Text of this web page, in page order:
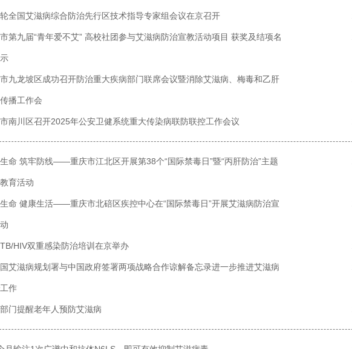
全国艾滋病综合防治先行区技术指导专家组会议在京召开
第九届“青年爱不艾” 高校社团参与艾滋病防治宣教活动项目 获奖及结项名
九龙坡区成功召开防治重大疾病部门联席会议暨消除艾滋病、梅毒和乙肝
播工作会
南川区召开2025年公安卫健系统重大传染病联防联控工作会议
命 筑牢防线——重庆市江北区开展第38个“国际禁毒日”暨“丙肝防治”主题
育活动
命 健康生活——重庆市北碚区疾控中心在“国际禁毒日”开展艾滋病防治宣
HIV双重感染防治培训在京举办
艾滋病规划署与中国政府签署两项战略合作谅解备忘录进一步推进艾滋病
作
门提醒老年人预防艾滋病